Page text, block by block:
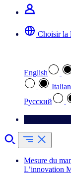
Choisir la
English
Pусский
Mesure du
L’innovation